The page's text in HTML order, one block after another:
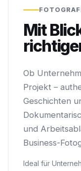
Mit
Ob
Projekt –
Geschichten
und
Business-
Ideal für